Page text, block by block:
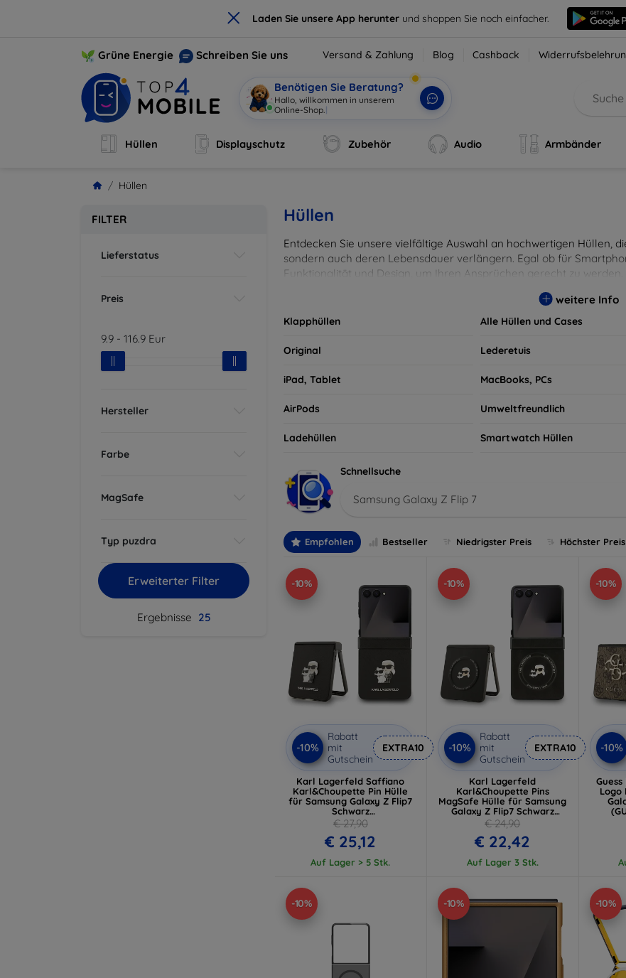
× Laden Sie unsere App herunter und shoppen Sie noch einfacher.
Grüne Energie Schreiben Sie uns Versand & Zahlung Blog Cashback
Benötigen Sie Beratung?
Hallo, willk|
Hüllen Displayschutz Zubehör Audio Armbänder
Hüllen
FILTER
Lieferstatus
Preis
9.9 - 116.9 Eur
Hersteller
Farbe
MagSafe
Typ puzdra
Erweiterter Filter
Ergebnisse 25
Hüllen
Entdecken Sie unsere vielfältige Auswahl an hochwertigen Hüllen,
sondern auch deren Lebensdauer verlängern. Egal ob für
Funktionalität und Design, um Ihren Ansprüchen gerecht zu
weitere Info
Klapphüllen Alle Hüllen und Cases
Original Lederetuis
iPad, Tablet MacBooks, PCs
AirPods Umweltfreundlich
Ladehüllen Smartwatch Hüllen
Schnellsuche
Samsung Galaxy Z Flip 7
Empfohlen Bestseller Niedrigster Preis Höchster Preis
-10%
-10%
Rabatt
mit
Gutschein
EXTRA10
Karl Lagerfeld Saffiano
Karl&Choupette Pin Hülle
für Samsung Galaxy Z Flip7
Schwarz
(KLHCZF7SAPKCNPK)
€ 27,90
€ 25,12
Auf Lager > 5 Stk.
-10%
-10%
Rabatt
mit
Gutschein
EXTRA10
Karl Lagerfeld
Karl&Choupette Pins
MagSafe Hülle für Samsung
Galaxy Z Flip7 Schwarz
(KLHMZF7PSMLRKCK)
€ 24,90
€ 22,42
Auf Lager 3 Stk.
-10%
-10%
Guess
Logo
-10% -10% -10%